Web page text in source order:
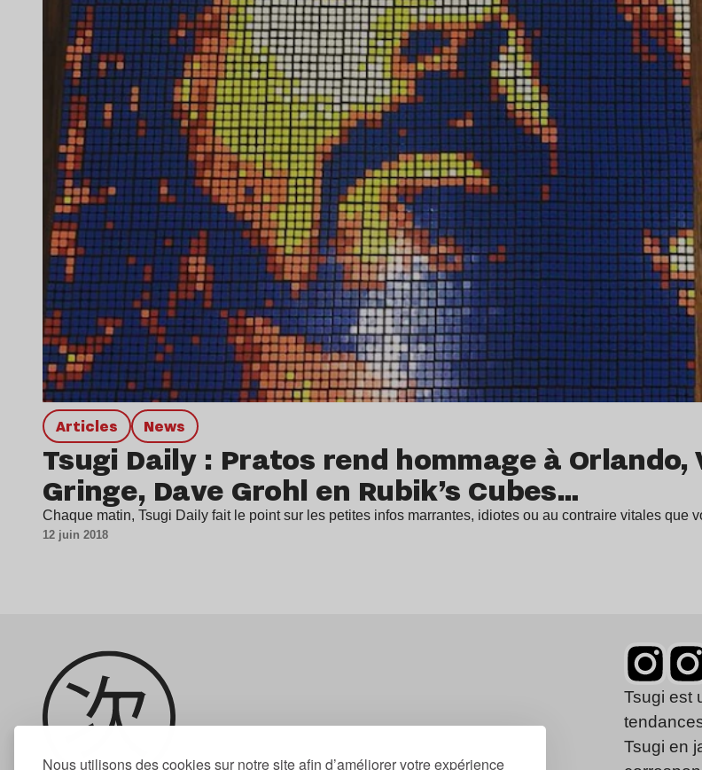
Nous utilisons des cookies sur notre site afin d’améliorer votre expérience
Articles news
Tsugi Daily : Pratos rend hommage à Orlando,
Gringe, Dave Grohl en Rubik’s Cubes…
Chaque matin, Tsugi Daily fait le point sur les petites infos marrantes, idiotes ou au contraire vitales que
12 juin 2018
Tsugi est
Tsugi en